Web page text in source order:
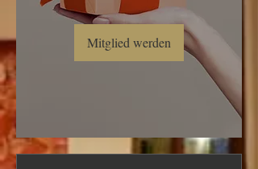
Mitglied werden